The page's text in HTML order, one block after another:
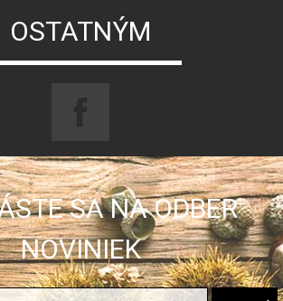
OSTATNÝM
SA NA ODBER
NOVINIEK